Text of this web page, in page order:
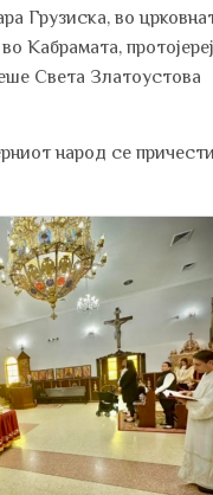
Грузиска, во
Кабрамата,
Света Златоустова
народ се